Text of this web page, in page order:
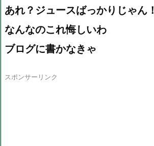
あれ？ジュースばっかりじゃん！
なんなのこれ悔しいわ
ブログに書かなきゃ
スポンサーリンク